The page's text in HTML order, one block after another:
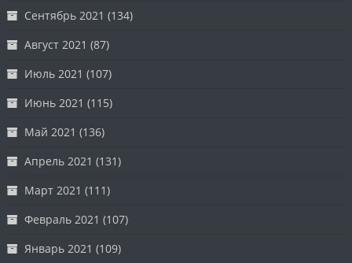
Сентябрь 2021 (134)
Август 2021 (87)
Июль 2021 (107)
Июнь 2021 (115)
Май 2021 (136)
Апрель 2021 (131)
Март 2021 (111)
Февраль 2021 (107)
Январь 2021 (109)